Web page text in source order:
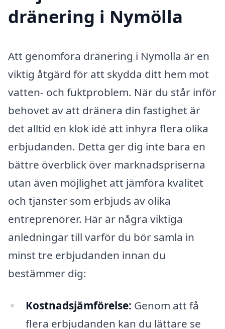
dränering i Nymölla
Att genomföra dränering i Nymölla är en
viktig åtgärd för att skydda ditt hem mot
vatten- och fuktproblem. När du står inför
behovet av att dränera din fastighet är
det alltid en klok idé att inhyra flera olika
erbjudanden. Detta ger dig inte bara en
bättre överblick över marknadspriserna
utan även möjlighet att jämföra kvalitet
och tjänster som erbjuds av olika
entreprenörer. Här är några viktiga
anledningar till varför du bör samla in
minst tre erbjudanden innan du
bestämmer dig:
Kostnadsjämförelse: Genom att få
flera erbjudanden kan du lättare se